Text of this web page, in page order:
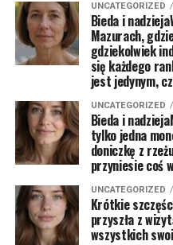
UNCATEGORIZED
Bieda i
Mazurach,
gdziekolwiek
się każdego
jest jedynym,
UNCATEGORIZED
Bieda i
tylko jedna
doniczkę z
przyniesie coś
UNCATEGORIZED
Krótkie
przyszła z
wszystkich